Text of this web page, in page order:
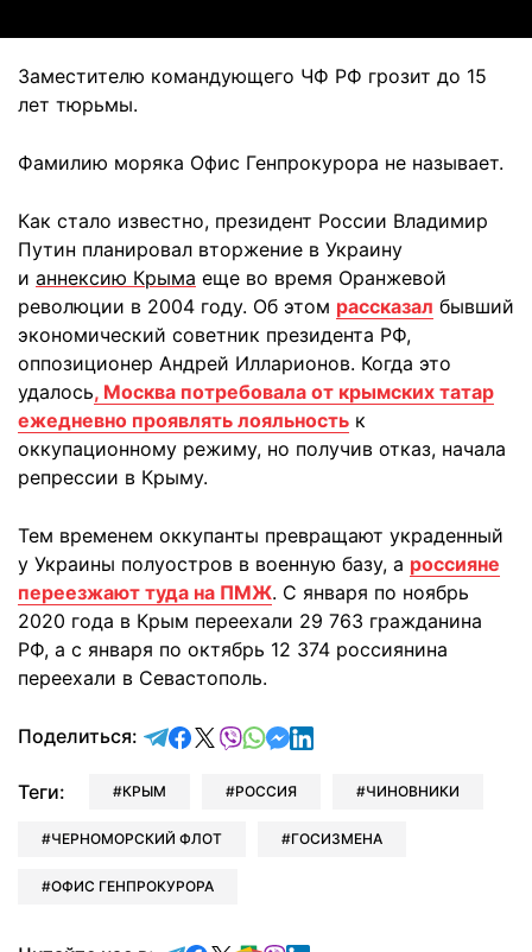
Заместителю командующего ЧФ РФ грозит до 15
лет тюрьмы.
Фамилию моряка Офис Генпрокурора не называет.
Как стало известно, президент России Владимир
Путин планировал вторжение в Украину
и аннексию Крыма еще во время Оранжевой
революции в 2004 году. Об этом рассказал бывший
экономический советник президента РФ,
оппозиционер Андрей Илларионов. Когда это
удалось, Москва потребовала от крымских татар
ежедневно проявлять лояльность к
оккупационному режиму, но получив отказ, начала
репрессии в Крыму.
Тем временем оккупанты превращают украденный
у Украины полуостров в военную базу, а россияне
переезжают туда на ПМЖ. С января по ноябрь
2020 года в Крым переехали 29 763 гражданина
РФ, а с января по октябрь 12 374 россиянина
переехали в Севастополь.
Поделиться: отправить в Telegram
поделиться в Facebook
поделиться в X
отправить в Viber
отправить в Whatsapp
отправить в Messenger
отправить в LinkedIn
Теги: КРЫМ РОССИЯ ЧИНОВНИКИ
ЧЕРНОМОРСКИЙ ФЛОТ ГОСИЗМЕНА
ОФИС ГЕНПРОКУРОРА